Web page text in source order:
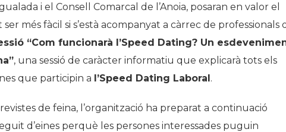
i el Consell Comarcal de l’Anoia, posaran en valor el
més fàcil si s’està acompanyat a càrrec de professionals
“Com funcionarà l’Speed Dating? Un
, una sessió de caràcter informatiu que explicarà tots els
que participin a l’Speed Dating Laboral.
de feina, l’organització ha preparat a continuació
d’eines perquè les persones interessades puguin